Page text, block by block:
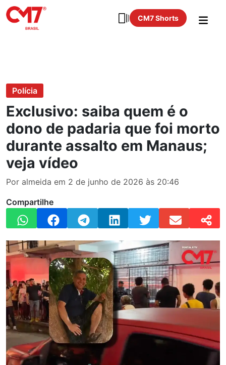
CM7 Shorts
Polícia
Exclusivo: saiba quem é o
dono de padaria que foi morto
durante assalto em Manaus;
veja vídeo
Por almeida em 2 de junho de 2026 às 20:46
Compartilhe